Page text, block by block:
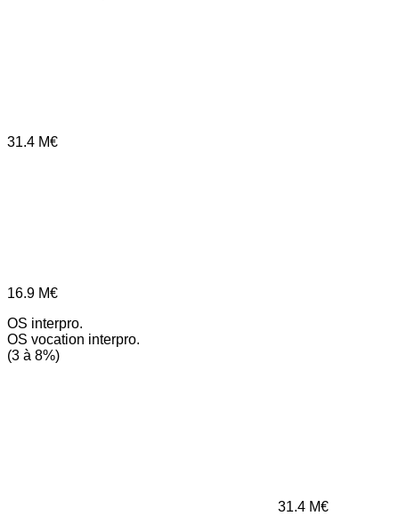
31.4 M€
16.9 M€
OS interpro.
OS vocation interpro.
(3 à 8%)
31.4 M€